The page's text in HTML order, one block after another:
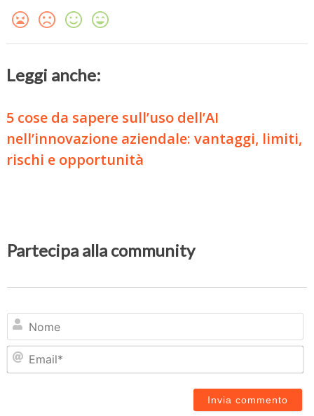
Leggi anche:
5 cose da sapere sull’uso dell’AI
nell’innovazione aziendale: vantaggi, limiti,
rischi e opportunità
Partecipa alla community